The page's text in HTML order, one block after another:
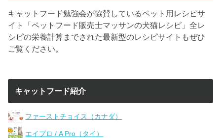
キャットフード勉強会が協賛しているペット用レシピサ
イト「ペットフード販売士マッサンの犬猫レシピ」全レ
シピの栄養計算までされた最新型のレシピサイトもぜひ
ご覧ください。
キャットフード紹介
ファーストチョイス（カナダ）
エイプロ / A Pro（タイ）